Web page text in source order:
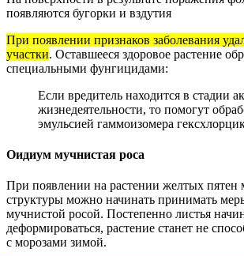
появляются бугорки и вздутия
При появлении признаков заболевания
участки. Оставшееся здоровое растение
специальными фунгицидами:
Если вредитель находится в стадии
жизнедеятельности, то помогут
эмульсией гаммоизомера
Оидиум мучнистая роса
При появлении на растении желтых пятен
структуры можно начинать принимать
мучнистой росой. Постепенно листья
деформироваться, растение станет не
с морозами зимой.